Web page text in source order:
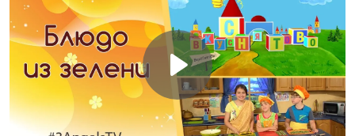
Медовые конфеты
Алексей Ронжин, Паша
Булатов, Алена Ронжина
Животные из
фруктов
Алексей Ронжин, Алена
Ронжина, Ника Бочкарева
(лето)
#28